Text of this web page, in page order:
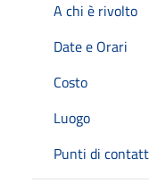
A chi è rivolto
Date e Orari
Costo
Luogo
Punti di